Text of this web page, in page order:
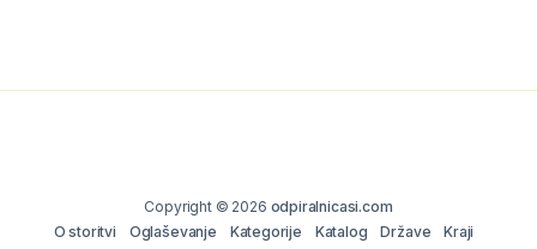
Copyright © 2026 odpiralnicasi.com
O storitvi
Oglaševanje Kategorije Katalog Države
Kraji